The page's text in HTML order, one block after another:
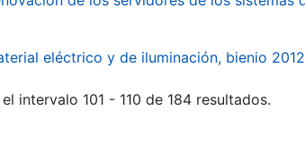
eléctrico y de iluminación, bienio
intervalo 101 - 110 de 184 resultados.